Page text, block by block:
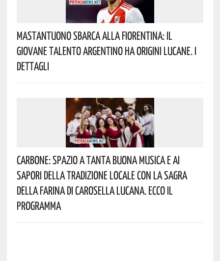
Mastantuono Sbarca Alla Fiorentina: Il
Giovane Talento Argentino Ha Origini Lucane. I
Dettagli
Carbone: Spazio A Tanta Buona Musica E Ai
Sapori Della Tradizione Locale Con La Sagra
Della Farina Di Carosella Lucana. Ecco Il
Programma